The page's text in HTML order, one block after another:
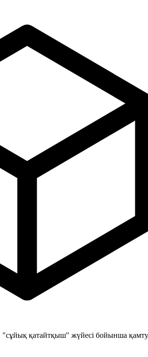
қатайтқыш" жүйесі бойынша